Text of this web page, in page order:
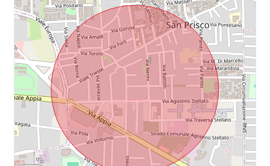
5+
Altre
opzioni
-
multiscelta
Giardino